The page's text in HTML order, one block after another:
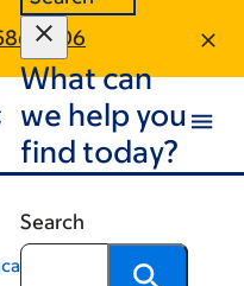
1206
What can
we help you
find today?
Search